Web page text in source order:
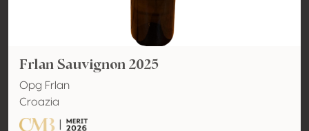
Frlan Sauvignon 2025
Opg Frlan
Croazia